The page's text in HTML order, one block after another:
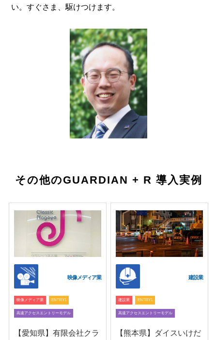
い。すぐさま、駆けつけます。
その他のGUARDIAN + R 導入実例
映像メディア業
映像メディア業 ENTRY1
高速アクセスエントリーモデル
【愛知県】有限会社クラ
建設業
建設業 ENTRY1
高速アクセスエントリーモデル
【熊本県】ダイスいけだ